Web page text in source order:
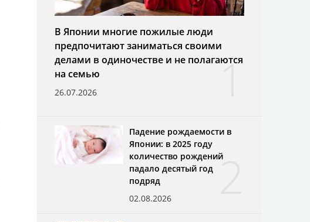
1
В Японии многие пожилые люди
предпочитают заниматься своими
делами в одиночестве и не полагаются
на семью
26.07.2026
2
Падение рождаемости в
Японии: в 2025 году
количество рождений
падало десятый год
подряд
02.08.2026